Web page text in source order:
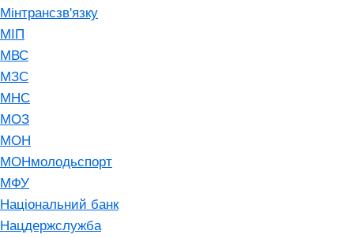
Мінтрансзв'язку
МІП
МВС
МЗС
МНС
МОЗ
МОН
МОНмолодьспорт
МФУ
Національний банк
Нацдержслужба